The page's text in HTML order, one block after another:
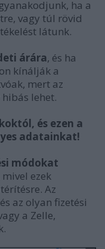
ha a
vagy túl rövid
látunk.
árára, és ha
kínálják a
mert az
lehet.
és ezen a
adatainkat!
módokat
mivel ezek
Az
az olyan fizetési
a Zelle,